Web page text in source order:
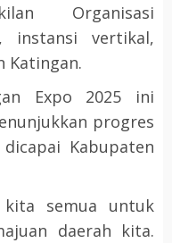
Organisasi
instansi vertikal,
Katingan.
Expo 2025 ini
progres
Kabupaten
semua untuk
daerah kita.